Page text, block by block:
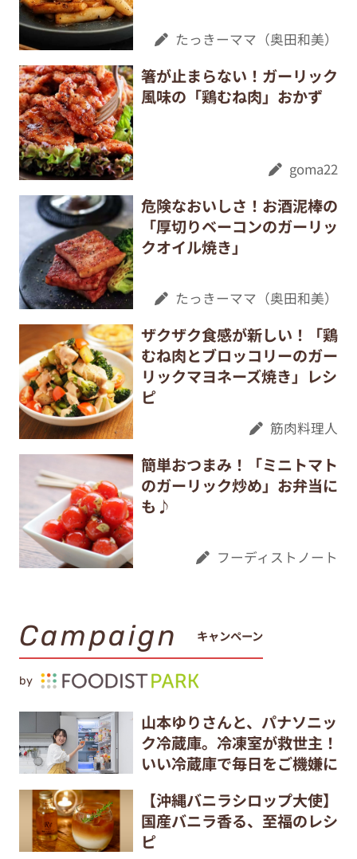
たっきーママ（奥田和美）
箸が止まらない！ガーリック
風味の「鶏むね肉」おかず
goma22
危険なおいしさ！お酒泥棒の
「厚切りベーコンのガーリッ
クオイル焼き」
たっきーママ（奥田和美）
ザクザク食感が新しい！「鶏
むね肉とブロッコリーのガー
リックマヨネーズ焼き」レシ
ピ
筋肉料理人
簡単おつまみ！「ミニトマト
のガーリック炒め」お弁当に
も♪
フーディストノート
Campaign キャンペーン
by
山本ゆりさんと、パナソニッ
ク冷蔵庫。冷凍室が救世主！
いい冷蔵庫で毎日をご機嫌に
【沖縄バニラシロップ大使】
国産バニラ香る、至福のレシ
ピ